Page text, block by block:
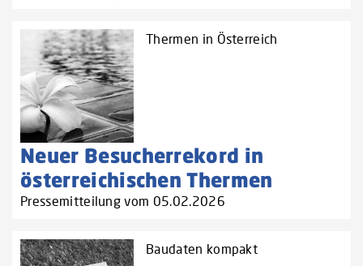
Thermen in Österreich
Neuer Besucherrekord in
österreichischen Thermen
Pressemitteilung vom 05.02.2026
Baudaten kompakt